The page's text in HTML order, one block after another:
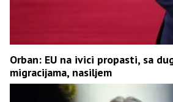
Orban: EU na ivici propasti, sa
migracijama, nasiljem